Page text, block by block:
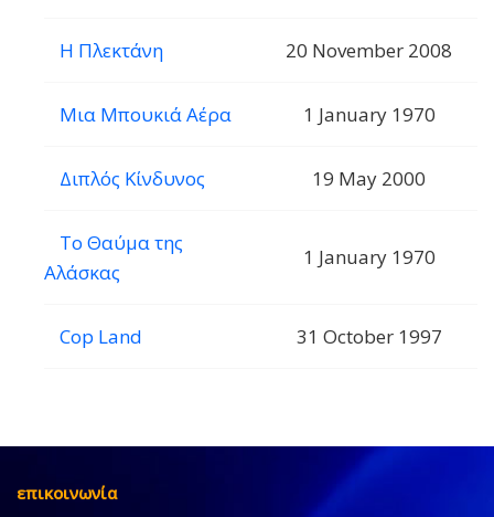
Η Πλεκτάνη 20 November 2008
Μια Μπουκιά Αέρα 1 January 1970
Διπλός Κίνδυνος 19 May 2000
Το Θαύμα της
Αλάσκας
1 January 1970
Cop Land 31 October 1997
επικοινωνία